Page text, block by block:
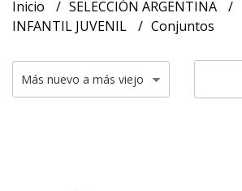
Inicio
SELECCIÓN ARGENTINA
INFANTIL JUVENIL
Conjuntos